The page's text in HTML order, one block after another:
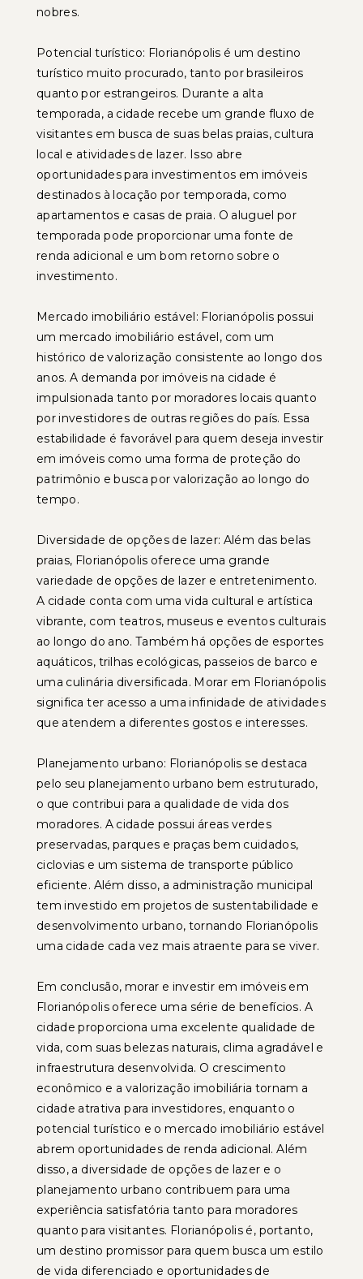
nobres.
Potencial turístico: Florianópolis é um destino
turístico muito procurado, tanto por brasileiros
quanto por estrangeiros. Durante a alta
temporada, a cidade recebe um grande fluxo de
visitantes em busca de suas belas praias, cultura
local e atividades de lazer. Isso abre
oportunidades para investimentos em imóveis
destinados à locação por temporada, como
apartamentos e casas de praia. O aluguel por
temporada pode proporcionar uma fonte de
renda adicional e um bom retorno sobre o
investimento.
Mercado imobiliário estável: Florianópolis possui
um mercado imobiliário estável, com um
histórico de valorização consistente ao longo dos
anos. A demanda por imóveis na cidade é
impulsionada tanto por moradores locais quanto
por investidores de outras regiões do país. Essa
estabilidade é favorável para quem deseja investir
em imóveis como uma forma de proteção do
patrimônio e busca por valorização ao longo do
tempo.
Diversidade de opções de lazer: Além das belas
praias, Florianópolis oferece uma grande
variedade de opções de lazer e entretenimento.
A cidade conta com uma vida cultural e artística
vibrante, com teatros, museus e eventos culturais
ao longo do ano. Também há opções de esportes
aquáticos, trilhas ecológicas, passeios de barco e
uma culinária diversificada. Morar em Florianópolis
significa ter acesso a uma infinidade de atividades
que atendem a diferentes gostos e interesses.
Planejamento urbano: Florianópolis se destaca
pelo seu planejamento urbano bem estruturado,
o que contribui para a qualidade de vida dos
moradores. A cidade possui áreas verdes
preservadas, parques e praças bem cuidados,
ciclovias e um sistema de transporte público
eficiente. Além disso, a administração municipal
tem investido em projetos de sustentabilidade e
desenvolvimento urbano, tornando Florianópolis
uma cidade cada vez mais atraente para se viver.
Em conclusão, morar e investir em imóveis em
Florianópolis oferece uma série de benefícios. A
cidade proporciona uma excelente qualidade de
vida, com suas belezas naturais, clima agradável e
infraestrutura desenvolvida. O crescimento
econômico e a valorização imobiliária tornam a
cidade atrativa para investidores, enquanto o
potencial turístico e o mercado imobiliário estável
abrem oportunidades de renda adicional. Além
disso, a diversidade de opções de lazer e o
planejamento urbano contribuem para uma
experiência satisfatória tanto para moradores
quanto para visitantes. Florianópolis é, portanto,
um destino promissor para quem busca um estilo
de vida diferenciado e oportunidades de